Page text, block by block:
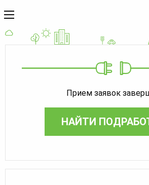
Прием заявок
НАЙТИ